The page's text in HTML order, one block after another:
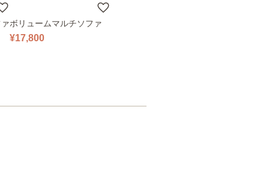
ボリュームマルチソファ
¥17,800